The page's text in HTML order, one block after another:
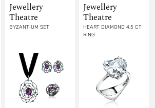
Jewellery
Theatre
BYZANTIUM SET
Jewellery
Theatre
HEART DIAMOND 4.5 CT
RING